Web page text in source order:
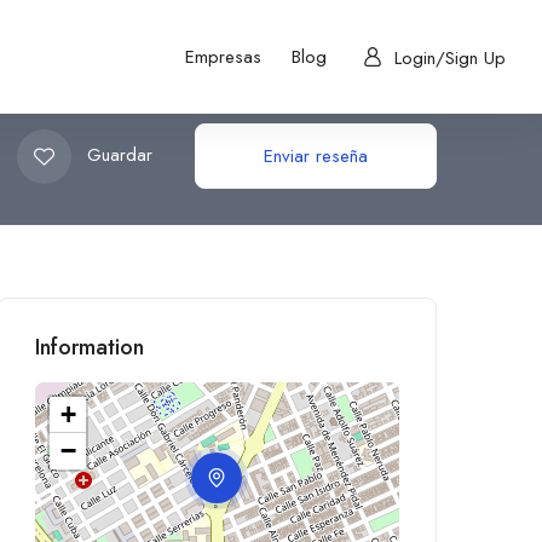
Empresas Blog Login/Sign Up
Guardar Enviar reseña
Information
+
−